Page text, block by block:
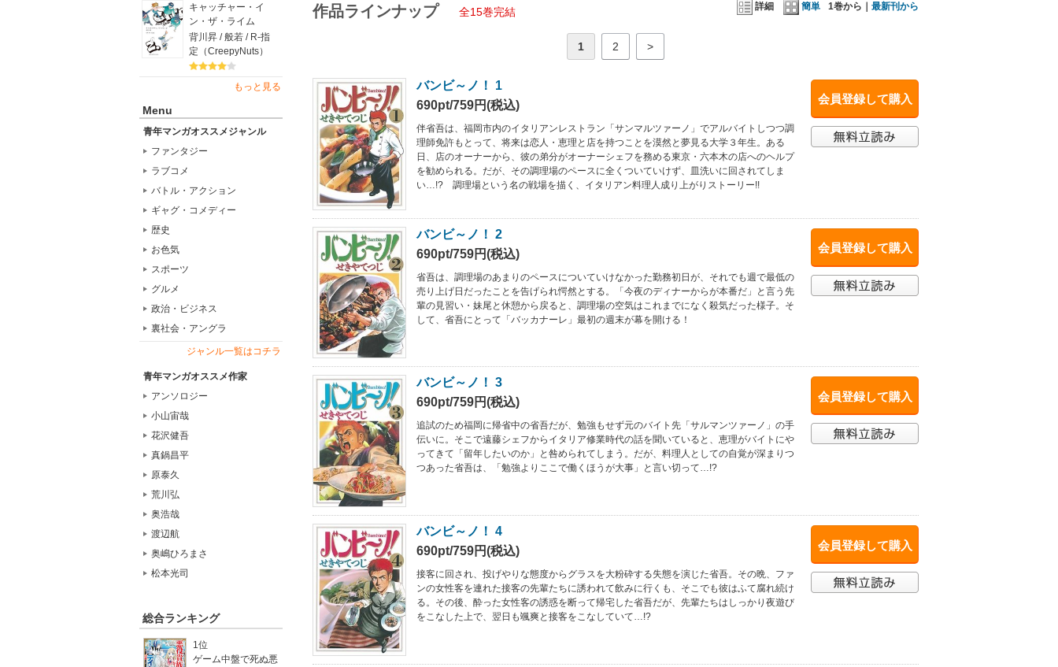
キャッチャー・イ
ン・ザ・ライム
背川昇 / 般若 / R-指
定（CreepyNuts）
もっと見る
Menu
青年マンガオススメジャンル
ファンタジー
ラブコメ
バトル・アクション
ギャグ・コメディー
歴史
お色気
スポーツ
グルメ
政治・ビジネス
裏社会・アングラ
ジャンル一覧はコチラ
青年マンガオススメ作家
アンソロジー
小山宙哉
花沢健吾
真鍋昌平
原泰久
荒川弘
奥浩哉
渡辺航
奥嶋ひろまさ
松本光司
総合ランキング
1位
ゲーム中盤で死ぬ悪
詳細 簡単 1巻から｜ 最新刊から
作品ラインナップ 全15巻完結
1 2 >
会員登録して購入
バンビ～ノ！ 1
690pt/759円(税込)
伴省吾は、福岡市内のイタリアンレストラン「サンマルツァーノ」でアルバイトしつつ調
理師免許もとって、将来は恋人・恵理と店を持つことを漠然と夢見る大学３年生。ある
日、店のオーナーから、彼の弟分がオーナーシェフを務める東京・六本木の店へのヘルプ
を勧められる。だが、その調理場のペースに全くついていけず、皿洗いに回されてしま
い…!? 調理場という名の戦場を描く、イタリアン料理人成り上がりストーリー!!
会員登録して購入
バンビ～ノ！ 2
690pt/759円(税込)
省吾は、調理場のあまりのペースについていけなかった勤務初日が、それでも週で最低の
売り上げ日だったことを告げられ愕然とする。「今夜のディナーからが本番だ」と言う先
輩の見習い・妹尾と休憩から戻ると、調理場の空気はこれまでになく殺気だった様子。そ
して、省吾にとって「バッカナーレ」最初の週末が幕を開ける！
会員登録して購入
バンビ～ノ！ 3
690pt/759円(税込)
追試のため福岡に帰省中の省吾だが、勉強もせず元のバイト先「サルマンツァーノ」の手
伝いに。そこで遠藤シェフからイタリア修業時代の話を聞いていると、恵理がバイトにや
ってきて「留年したいのか」と咎められてしまう。だが、料理人としての自覚が深まりつ
つあった省吾は、「勉強よりここで働くほうが大事」と言い切って…!?
会員登録して購入
バンビ～ノ！ 4
690pt/759円(税込)
接客に回され、投げやりな態度からグラスを大粉砕する失態を演じた省吾。その晩、ファ
ンの女性客を連れた接客の先輩たちに誘われて飲みに行くも、そこでも彼はふて腐れ続け
る。その後、酔った女性客の誘惑を断って帰宅した省吾だが、先輩たちはしっかり夜遊び
をこなした上で、翌日も颯爽と接客をこなしていて…!?